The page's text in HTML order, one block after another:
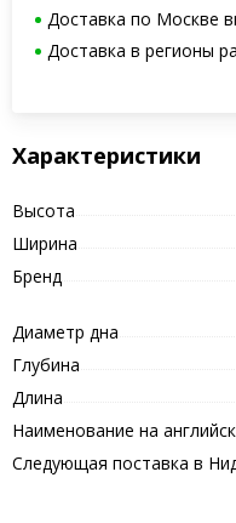
Доставка по Москве
Доставка в регионы
Характеристики
Высота
Ширина
Бренд
Диаметр дна
Глубина
Длина
Наименование на
Следующая поставка в